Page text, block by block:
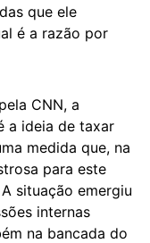
que ele
é a razão por
CNN, a
a ideia de taxar
medida que, na
para este
situação emergiu
internas
na bancada do